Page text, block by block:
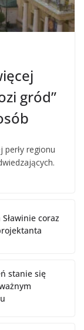
gród”
regionu
coraz
stanie się